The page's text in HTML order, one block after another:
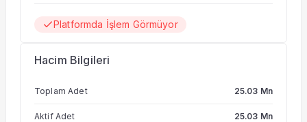
Platformda İşlem Görmüyor
Hacim Bilgileri
Toplam Adet 25.03 Mn
Aktif Adet 25.03 Mn